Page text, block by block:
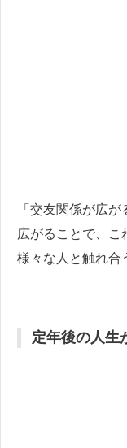
「交友関係が広
広がることで、こ
様々な人と触れ合
定年後の人生